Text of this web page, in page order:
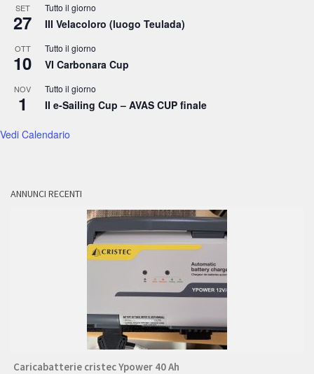
SET
27
Tutto il giorno
III Velacoloro (luogo Teulada)
OTT
10
Tutto il giorno
VI Carbonara Cup
NOV
1
Tutto il giorno
II e-Sailing Cup – AVAS CUP finale
Vedi Calendario
ANNUNCI RECENTI
Caricabatterie cristec Ypower 40 Ah